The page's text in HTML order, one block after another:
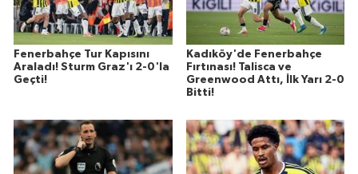
Fenerbahçe Tur Kapısını
Araladı! Sturm Graz'ı 2-0'la
Geçti!
Kadıköy'de Fenerbahçe
Fırtınası! Talisca ve
Greenwood Attı, İlk Yarı 2-0
Bitti!